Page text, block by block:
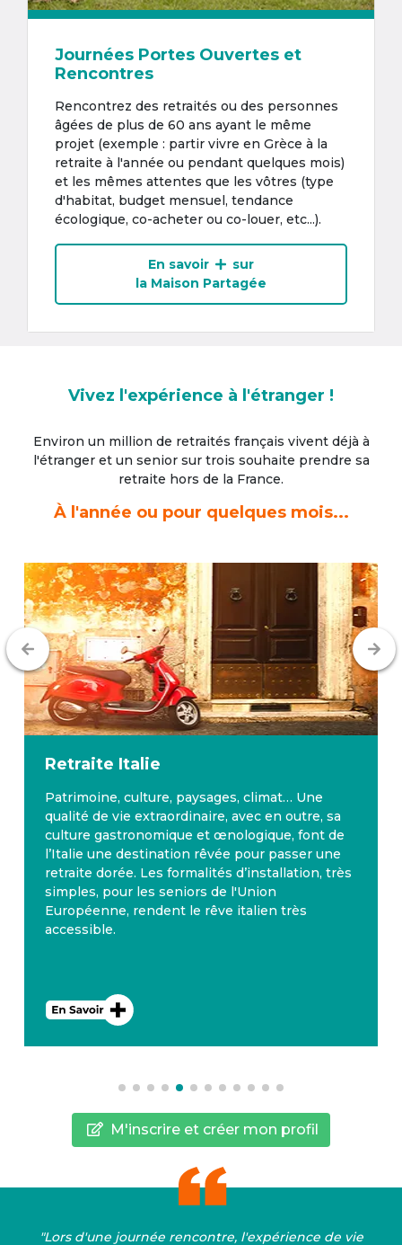
Journées Portes Ouvertes et
Rencontres
Rencontrez des retraités ou des personnes
âgées de plus de 60 ans ayant le même
projet (exemple : partir vivre en Grèce à la
retraite à l'année ou pendant quelques mois)
et les mêmes attentes que les vôtres (type
d'habitat, budget mensuel, tendance
écologique, co-acheter ou co-louer, etc...).
En savoir
sur
la Maison Partagée
Vivez l'expérience à l'étranger !
Environ un million de retraités français vivent déjà à
l'étrangeret un senior sur trois souhaite prendre sa
retraite hors de la France.
À l'année ou pour quelques mois...
Retraite Italie
Patrimoine, culture, paysages, climat… Une
qualité de vie extraordinaire, avec en outre, sa
culture gastronomique et œnologique, font de
l’Italie une destination rêvée pour passer une
retraite dorée. Les formalités d’installation, très
simples, pour les seniors de l'Union
Européenne, rendent le rêve italien très
accessible.
M'inscrire et créer mon profil
"Lors d'une journée rencontre, l'expérience de vie